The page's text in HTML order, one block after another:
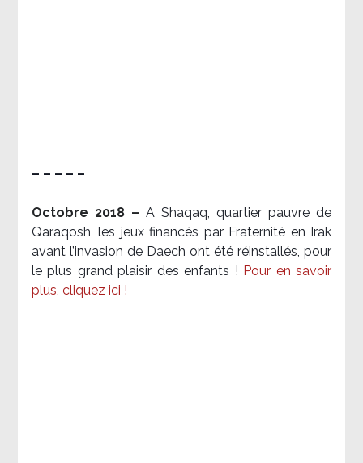
– – – – –
Octobre 2018 – A Shaqaq, quartier pauvre de
Qaraqosh, les jeux financés par Fraternité en Irak​
avant l’invasion de Daech ont été réinstallés, pour
le plus grand plaisir des enfants ! Pour en savoir
plus, cliquez ici !